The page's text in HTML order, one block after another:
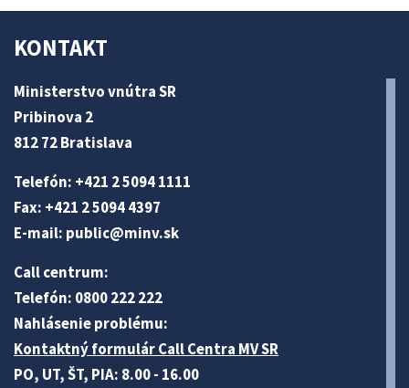
KONTAKT
Ministerstvo vnútra SR
Pribinova 2
812 72 Bratislava
Telefón: +421 2 5094 1111
Fax: +421 2 5094 4397
E-mail: public@minv.sk
Call centrum:
Telefón: 0800 222 222
Nahlásenie problému:
Kontaktný formulár Call Centra MV SR
PO, UT, ŠT, PIA: 8.00 - 16.00